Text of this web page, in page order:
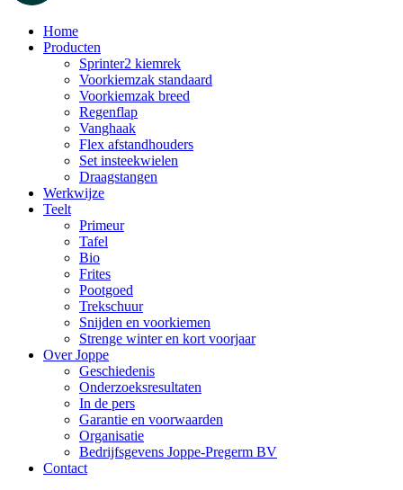
Home
Producten
Sprinter2 kiemrek
Voorkiemzak standaard
Voorkiemzak breed
Regenflap
Vanghaak
Flex afstandhouders
Set insteekwielen
Draagstangen
Werkwijze
Teelt
Primeur
Tafel
Bio
Frites
Pootgoed
Trekschuur
Snijden en voorkiemen
Strenge winter en kort voorjaar
Over Joppe
Geschiedenis
Onderzoeksresultaten
In de pers
Garantie en voorwaarden
Organisatie
Bedrijfsgevens Joppe-Pregerm BV
Contact